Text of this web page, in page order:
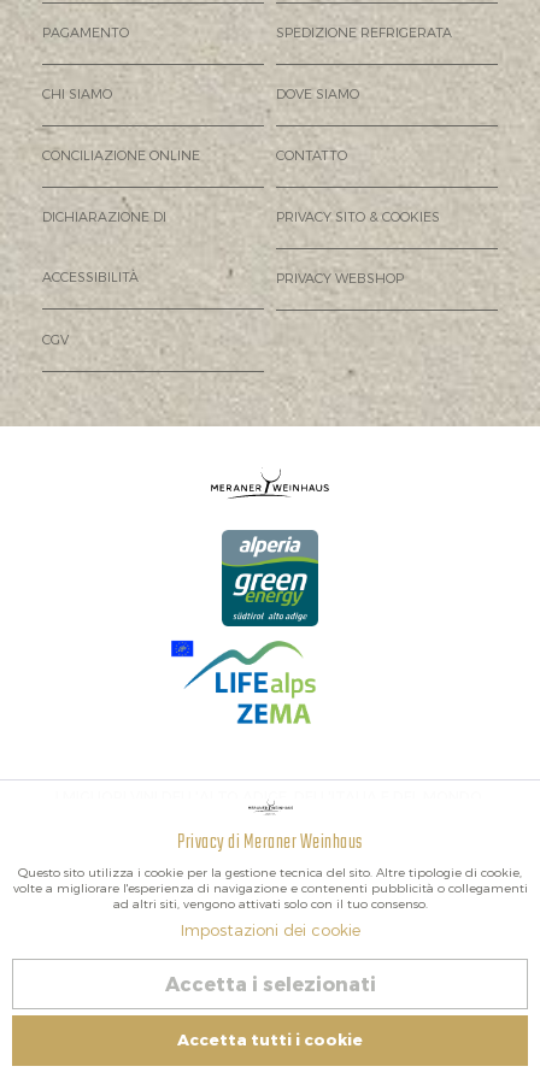
PAGAMENTO SPEDIZIONE REFRIGERATA
CHI SIAMO DOVE SIAMO
CONCILIAZIONE ONLINE CONTATTO
DICHIARAZIONE DI
ACCESSIBILITÀ
PRIVACY SITO & COOKIES
PRIVACY WEBSHOP
CGV
I MIGLIORI VINI DELL'ALTO ADIGE, DELL'ITALIA E DEL MONDO.
Revoca contratto
| P.IVA IT02578060218 | Bio-Certificato:
Tracciamento
attivo
Servizio
Non
Privacy di Meraner Weinhaus
Questo sito utilizza i cookie per la gestione tecnica del sito. Altre tipologie di cookie,
volte a migliorare l'esperienza di navigazione e contenenti pubblicità o collegamenti
ad altri siti, vengono attivati solo con il tuo consenso.
Impostazioni dei cookie
Accetta i selezionati
Accetta tutti i cookie